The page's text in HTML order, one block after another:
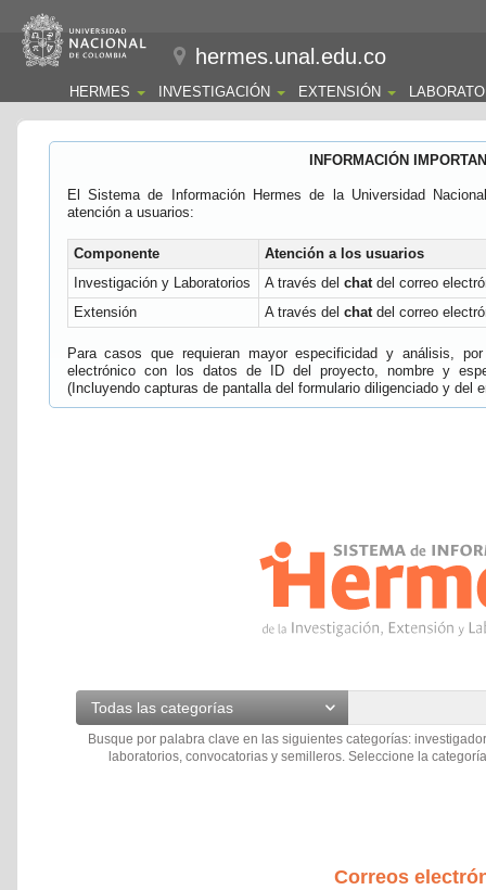
hermes.unal.edu.co
HERMES INVESTIGACIÓN EXTENSIÓN
INFORMACIÓN
El Sistema de Información Hermes de la Universidad
atención a usuarios:
Componente
Atención a los usuarios
Investigación y Laboratorios
A través del chatdel correo
Extensión
A través del chatdel correo
Para casos que requieran mayor especificidad y análisis,
electrónico con los datos de ID del proyecto, nombre y
(Incluyendo capturas de pantalla del formulario diligenciado y del
Todas las categorías
Busque por palabra clave en las siguientes categorías:
laboratorios, convocatorias y semilleros. Seleccione la
Correos